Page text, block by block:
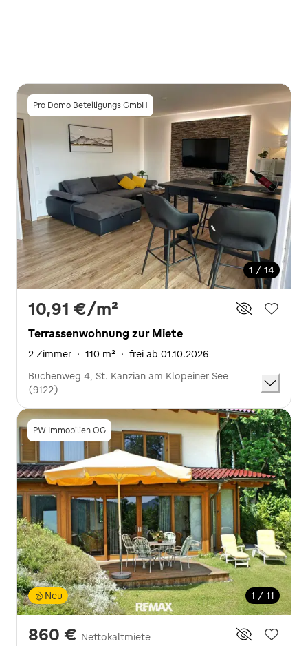
Pro Domo Beteiligungs GmbH
1 / 14
10,91 €/m²
Terrassenwohnung zur Miete
2 Zimmer · 110 m² · frei ab 01.10.2026
Buchenweg 4, St. Kanzian am Klopeiner See
(9122)
PW Immobilien OG
1 / 11
Neu
860 € Nettokaltmiete